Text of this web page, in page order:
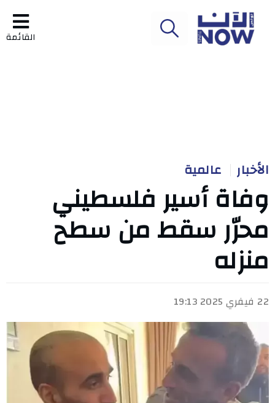
القائمة
الأخبار عالمية
وفاة أسير فلسطيني
محرّر سقط من سطح
منزله
22 فيفري 2025 19:13